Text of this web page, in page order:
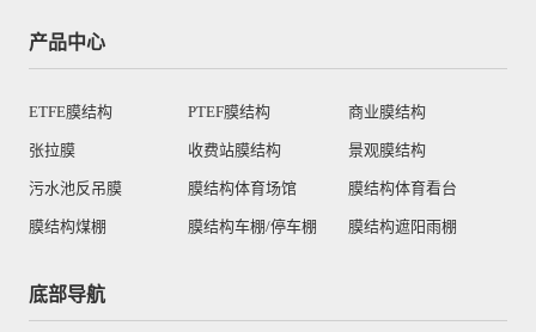
产品中心
ETFE膜结构 PTEF膜结构 商业膜结构
张拉膜 收费站膜结构 景观膜结构
污水池反吊膜 膜结构体育场馆 膜结构体育看台
膜结构煤棚 膜结构车棚/停车棚 膜结构遮阳雨棚
底部导航